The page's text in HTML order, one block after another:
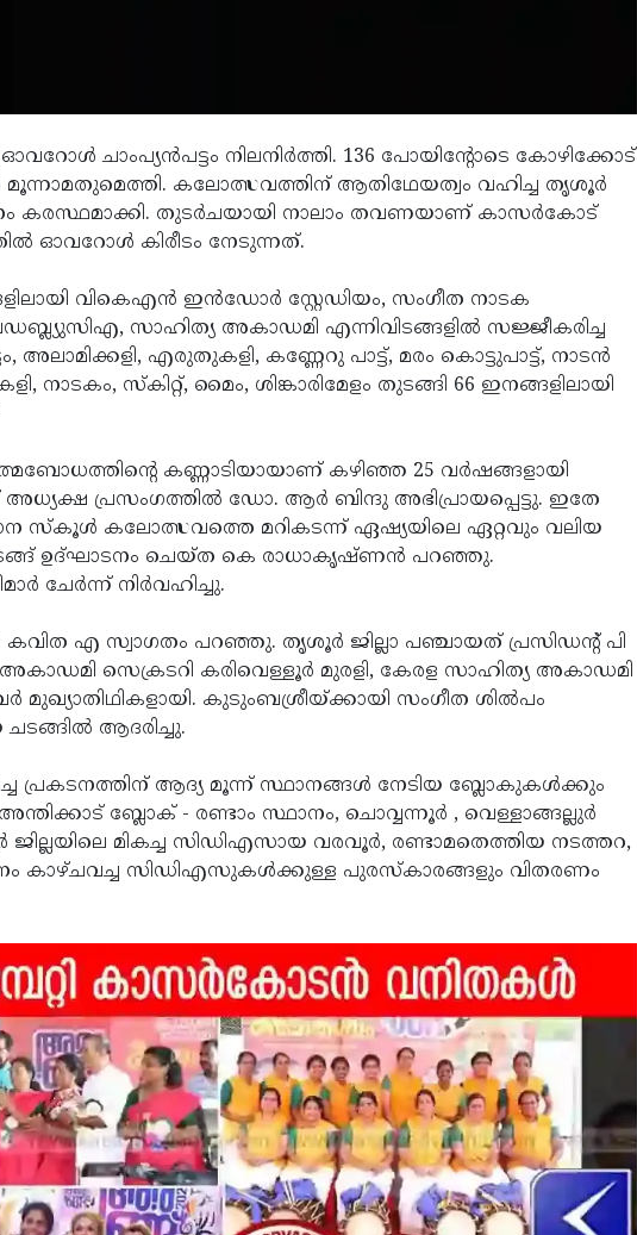
ചാംപ്യൻപട്ടം നിലനിര്‍ത്തി. 136 പോയിന്റോടെ കോഴിക്കോട്
മൂന്നാമതുമെത്തി. കലോത്സവത്തിന് ആതിഥേയത്വം വഹിച്ച തൃശൂര്‍
കരസ്ഥമാക്കി. തുടര്‍ചയായി നാലാം തവണയാണ് കാസർകോട്
ഓവറോള്‍ കിരീടം നേടുന്നത്.
വികെഎന്‍ ഇന്‍ഡോര്‍ സ്റ്റേഡിയം, സംഗീത നാടക
സാഹിത്യ അകാഡമി എന്നിവിടങ്ങളില്‍ സജ്ജീകരിച്ച
അലാമിക്കളി, എരുതുകളി, കണ്ണേറു പാട്ട്, മരം കൊട്ടുപാട്ട്, നാടൻ
നാടകം, സ്കിറ്റ്, മൈം, ശിങ്കാരിമേളം തുടങ്ങി 66 ഇനങ്ങളിലായി
കണ്ണാടിയായാണ് കഴിഞ്ഞ 25 വര്‍ഷങ്ങളായി
അധ്യക്ഷ പ്രസംഗത്തില്‍ ഡോ. ആര്‍ ബിന്ദു അഭിപ്രായപ്പെട്ടു. ഇതേ
സ്‌കൂള്‍ കലോത്സവത്തെ മറികടന്ന് ഏഷ്യയിലെ ഏറ്റവും വലിയ
ഉദ്ഘാടനം ചെയ്ത കെ രാധാകൃഷ്ണന്‍ പറഞ്ഞു.
ചേര്‍ന്ന് നിര്‍വഹിച്ചു.
കവിത എ സ്വാഗതം പറഞ്ഞു. തൃശൂര്‍ ജില്ലാ പഞ്ചായത് പ്രസിഡന്റ് പി
സെക്രടറി കരിവെള്ളൂര്‍ മുരളി, കേരള സാഹിത്യ അകാഡമി
കുടുംബശ്രീയ്ക്കായി സംഗീത ശില്‍പം
ചടങ്ങിൽ ആദരിച്ചു.
പ്രകടനത്തിന് ആദ്യ മൂന്ന് സ്ഥാനങ്ങള്‍ നേടിയ ബ്ലോകുകള്‍ക്കും
ബ്ലോക് - രണ്ടാം സ്ഥാനം, ചൊവ്വന്നൂര്‍ , വെള്ളാങ്ങല്ലുര്‍
മികച്ച സിഡിഎസായ വരവൂര്‍, രണ്ടാമതെത്തിയ നടത്തറ,
കാഴ്ചവച്ച സിഡിഎസുകള്‍ക്കുള്ള പുരസ്‌കാരങ്ങളും വിതരണം